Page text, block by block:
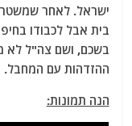
ישראל. לאחר
בית אבל לכבודו
בשכם, ושם צה"ל לא
ההזדהות עם המחבל.
הנה תמונות: